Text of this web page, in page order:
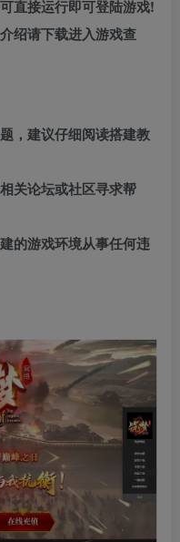
直接运行即可登陆游戏!
绍请下载进入游戏查
，建议仔细阅读搭建教
关论坛或社区寻求帮
的游戏环境从事任何违